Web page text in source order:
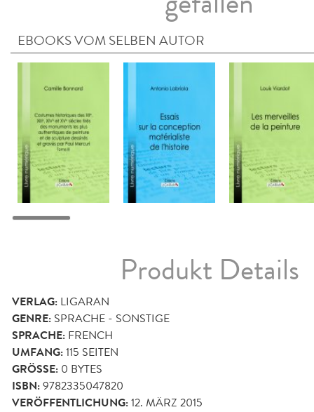
EBOOKS VOM SELBEN AUTOR
Produkt Details
VERLAG: LIGARAN
GENRE: SPRACHE - SONSTIGE
SPRACHE: FRENCH
UMFANG:115 SEITEN
GRÖSSE: 0 BYTES
ISBN:9782335047820
VERÖFFENTLICHUNG:12. MÄRZ 2015